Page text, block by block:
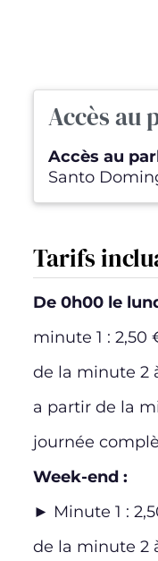
Accès au
Accès au
Santo
Tarifs
De 0h00 le
minute 1 : 2,50
de la minute 2
a partir de la
journée
Week-end :
► Minute 1 :
de la minute 2